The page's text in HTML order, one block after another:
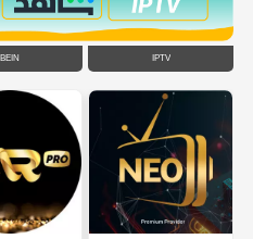
BEIN IPTV